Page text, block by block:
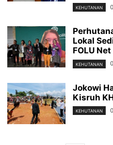
KEHUTANAN
Lokal
FOLU
KEHUTANAN
Jokowi
Kisruh
KEHUTANAN